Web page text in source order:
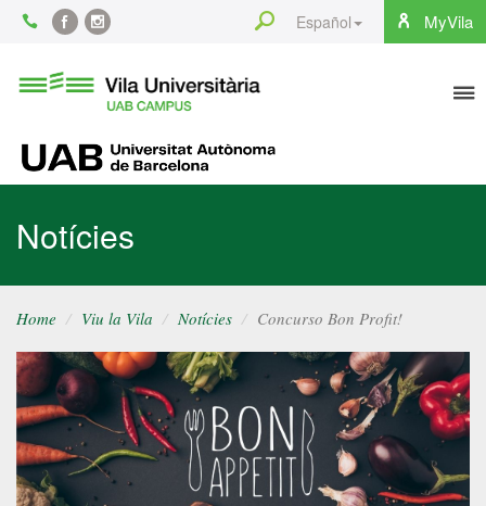
Content FacebookInstagram MyVila
Español
Search
Universitària
UAB
Notícies
Home Viu la Vila Notícies Concurso Bon Profit!